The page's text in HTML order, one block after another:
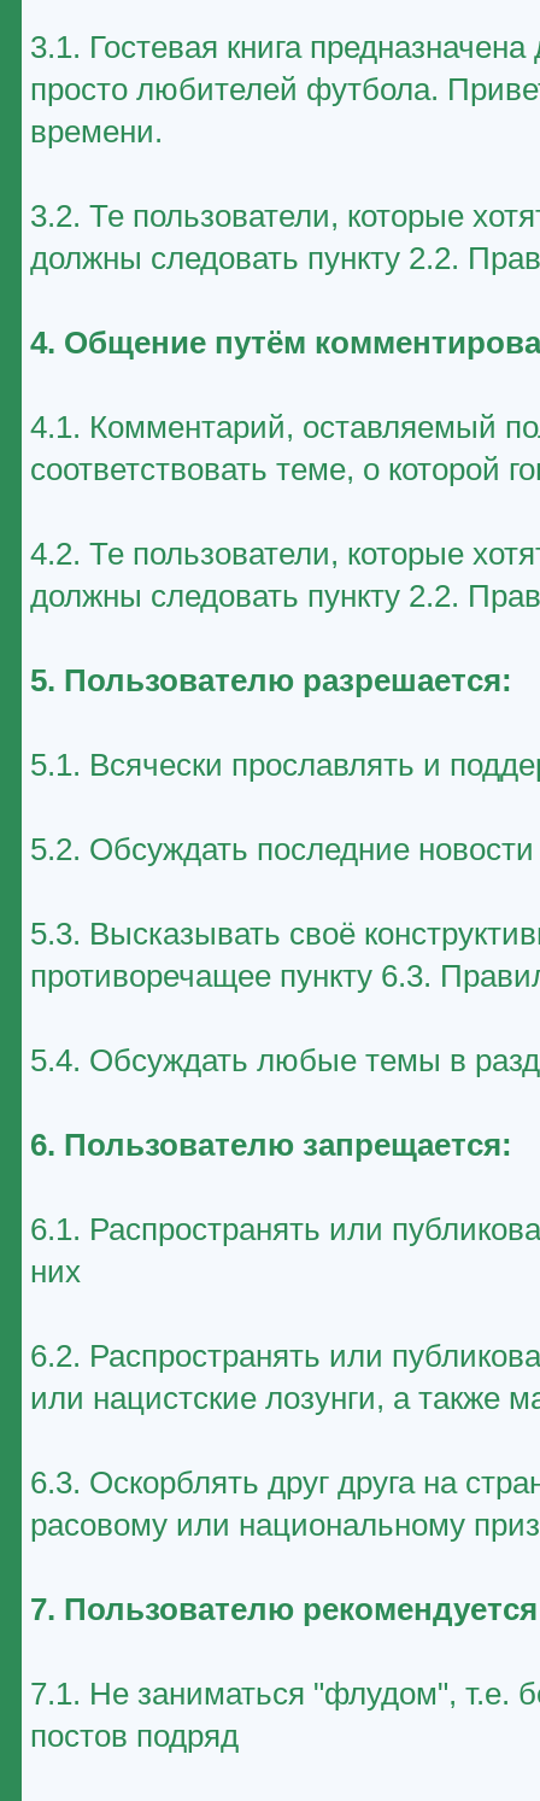
3.1. Гостевая книга
просто любителей футбола.
времени.
3.2. Те пользователи, которые
должны следовать пункту 2.2.
4. Общение путём
4.1. Комментарий, оставляемый
соответствовать теме, о которой
4.2. Те пользователи, которые
должны следовать пункту 2.2.
5. Пользователю разрешается:
5.1. Всячески прославлять и
5.2. Обсуждать последние
5.3. Высказывать своё
противоречащее пункту 6.3.
5.4. Обсуждать любые темы в
6. Пользователю запрещается:
6.1. Распространять или
них
6.2. Распространять или
или нацистские лозунги, а также
6.3. Оскорблять друг друга на
расовому или национальному
7. Пользователю
7.1. Не заниматься "флудом", т.е.
постов подряд